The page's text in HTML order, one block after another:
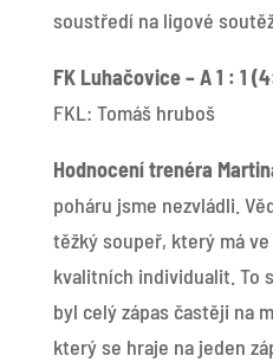
soustředí na ligové
FK Luhačovice – A 1 : 1
FKL: Tomáš hruboš
Hodnocení trenéra
poháru jsme nezvládli.
těžký soupeř, který má
kvalitních individualit. To
byl celý zápas častěji na
který se hraje na jeden